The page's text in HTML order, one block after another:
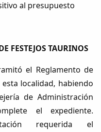
al presupuesto
FESTEJOS TAURINOS
el Reglamento de
localidad, habiendo
de Administración
el expediente.
requerida el